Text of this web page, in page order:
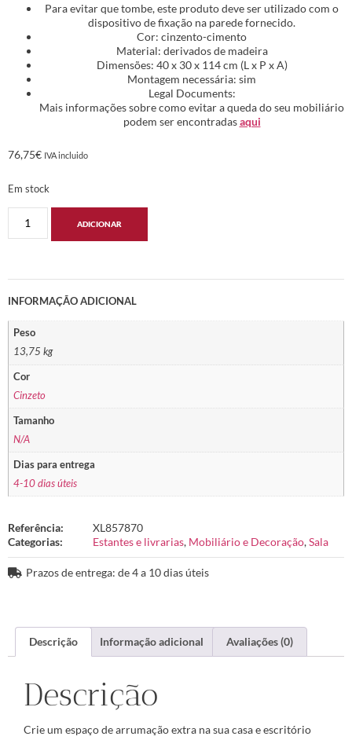
Para evitar que tombe, este produto deve ser utilizado com o
dispositivo de fixação na parede fornecido.
Cor: cinzento-cimento
Material: derivados de madeira
Dimensões: 40 x 30 x 114 cm (L x P x A)
Montagem necessária: sim
Legal Documents:
Mais informações sobre como evitar a queda do seu mobiliário
podem ser encontradasaqui
76,75€ IVA incluido
Em stock
ADICIONAR
INFORMAÇÃO ADICIONAL
Peso
13,75 kg
Cor
Cinzeto
Tamanho
N/A
Dias para entrega
4-10 dias úteis
Referência:
XL857870
Categorias:
Estantes e livrarias, Mobiliário e Decoração,Sala
Prazos de entrega: de 4 a 10 dias úteis
Descrição Informação adicional Avaliações (0)
Descrição
Crie um espaço de arrumação extra na sua casa e escritório